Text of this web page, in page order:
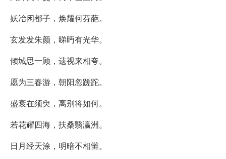
妖冶闲都子，焕耀何芬葩。
玄发发朱颜，睇眄有光华。
倾城思一顾，遗视来相夸。
愿为三春游，朝阳忽蹉跎。
盛衰在须臾，离别将如何。
若花耀四海，扶桑翳瀛洲。
日月经天涂，明暗不相雠。